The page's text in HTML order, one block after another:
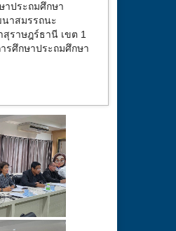
าประถมศึกษา
าสมรรถนะ
ราษฎร์ธานี เขต 1
รศึกษาประถมศึกษา